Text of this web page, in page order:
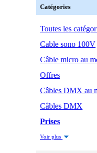
Catégories
Toutes les
Cable sono 100V
Câble micro au
Offres
Câbles DMX au
Câbles DMX
Prises
Voir plus